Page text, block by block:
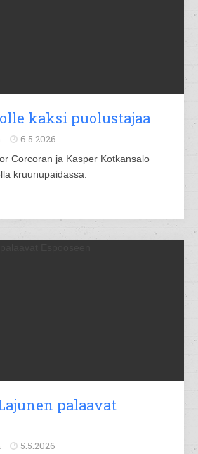
kaksi puolustajaa
6.5.2026
Corcoran ja Kasper Kotkansalo
kruunupaidassa.
palaavat
5.5.2026